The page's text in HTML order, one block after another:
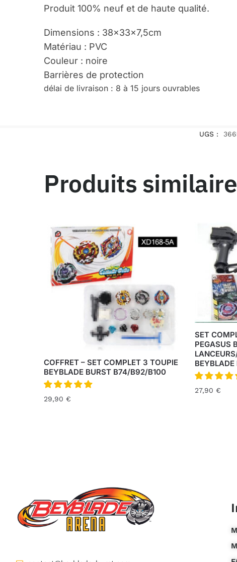
Produit 100% neuf et de haute qualité.
Dimensions : 38x33x7,5cm
Matériau : PVC
Couleur : noire
Barrières de protection
délai de livraison : 8 à 15 jours ouvrables
UGS :
Produits
COFFRET – SET COMPLET 3 TOUPIE
BEYBLADE BURST B74/B92/B100
29,90 €
SET
PEGASUS
BEYBLADE
27,90 €